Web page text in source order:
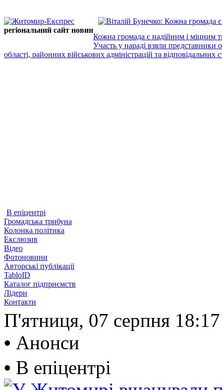
регіональний сайт новин
Кожна громада є надійним і міцним
Участь у нараді взяли представники
області, районних військових адміністрацій та відповідальних
В епіцентрі
Громадська трибуна
Колонка політика
Екслюзив
Відео
Фотоновини
Авторські публікації
TabloID
Каталог підприємств
Лідери
Контакти
П'ятниця, 07 серпня 18:17
• Анонси
• В епіцентрі